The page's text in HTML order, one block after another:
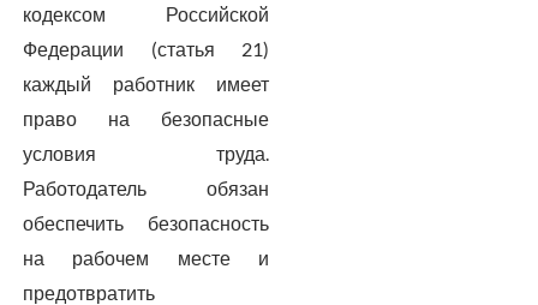
кодексом Российской
Федерации (статья 21)
каждый работник имеет
право на безопасные
условия труда.
Работодатель обязан
обеспечить безопасность
на рабочем месте и
предотвратить